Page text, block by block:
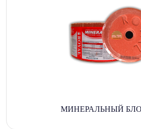
МИНЕРАЛЬНЫЙ